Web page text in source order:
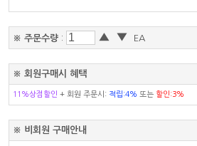
※ 주문수량: ▲ ▼ EA
※ 회원구매시 혜택
11%상점할인 + 회원 주문시: 적립:4% 또는 할인:3%
※ 비회원 구매안내